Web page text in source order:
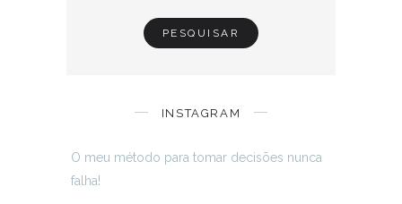
INSTAGRAM
O meu método para tomar decisões nunca
falha!